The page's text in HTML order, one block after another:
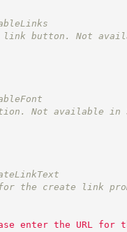
button. Not
Not available in
the create link
enter the URL for